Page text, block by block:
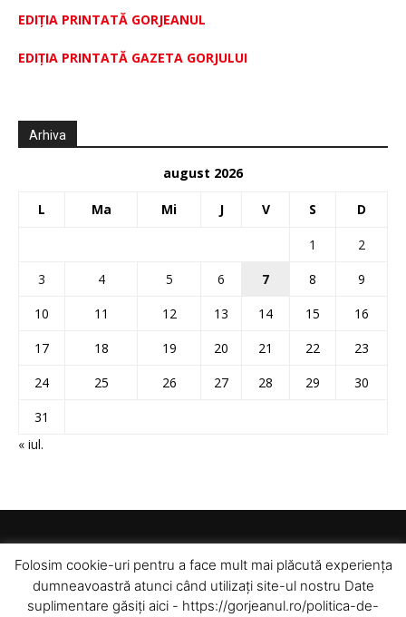
EDIȚIA PRINTATĂ GORJEANUL
EDIŢIA PRINTATĂ GAZETA GORJULUI
Arhiva
august 2026
L Ma Mi J V S D
1
2
3
4 5 6 7 8
9
10
11 12 13 14 15
16
17
18 19 20 21 22
23
24
25 26 27 28 29
30
31
« iul.
Folosim cookie-uri pentru a face mult mai plăcută experiența
dumneavoastră atunci când utilizați site-ul nostru Date
suplimentare găsiți aici - https://gorjeanul.ro/politica-de-